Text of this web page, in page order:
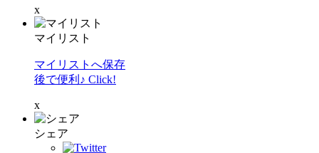
x
マイリスト
マイリストへ保存
後で便利♪ Click!
x
シェア